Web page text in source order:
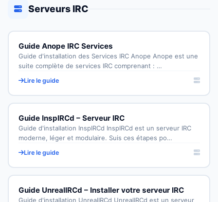
Serveurs IRC
Guide Anope IRC Services
Guide d'installation des Services IRC Anope Anope est une
suite complète de services IRC comprenant : …
Lire le guide
Guide InspIRCd – Serveur IRC
Guide d'installation InspIRCd InspIRCd est un serveur IRC
moderne, léger et modulaire. Suis ces étapes po…
Lire le guide
Guide UnrealIRCd – Installer votre serveur IRC
Guide d'installation UnrealIRCd UnrealIRCd est un serveur